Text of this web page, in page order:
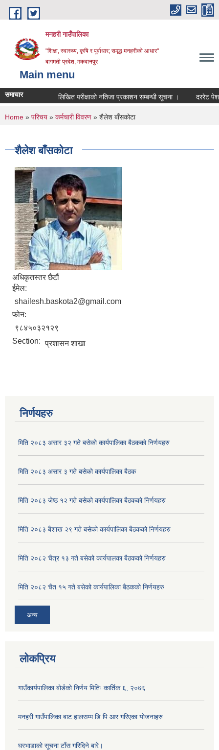
Skip to main content
मनहरी गाउँपालिका
"शिक्षा, स्वास्थ्य, कृषि र पूर्वाधार; समृद्ध मनहरीको आधार"
बागमती प्रदेश, मकवानपुर
Main menu
समाचार लिखित परीक्षाको नतिजा प्रकाशन सम्बन्धी सूचना । दररेट पेश गर्ने
You are here
Home » परिचय » कर्मचारी विवरण » शैलेश बाँसकोटा
शैलेश बाँसकोटा
अधिकृतस्तर छैटौं
ईमेल:
shailesh.baskota2@gmail.com
फोन:
९८४५०३२१२९
Section: प्रशासन शाखा
निर्णयहरु
मिति २०८३ असार ३२ गते बसेको कार्यपालिका बैठकको निर्णयहरु
मिति २०८३ असार ३ गते बसेको कार्यपालिका बैठक
मिति २०८३ जेष्ठ १२ गते बसेको कार्यपालिका बैठकको निर्णयहरु
मिति २०८३ बैशाख २९ गते बसेको कार्यपालिका बैठकको निर्णयहरु
मिति २०८२ चैत्र १३ गते बसेको कार्यपालका बैठकको निर्णयहरु
मिति २०८२ चैत १५ गते बसेको कार्यपालिका बैठकको निर्णयहरु
अन्य
लोकप्रिय
गाउँकार्यपालिका बोर्डको निर्णय मितिः कार्तिक ६, २०७६
मनहरी गाउँपालिका बाट हालसम्म डि पि आर गरिएका योजनाहरु
घरभाडाको सूचना टाँस गरिदिने बारे।